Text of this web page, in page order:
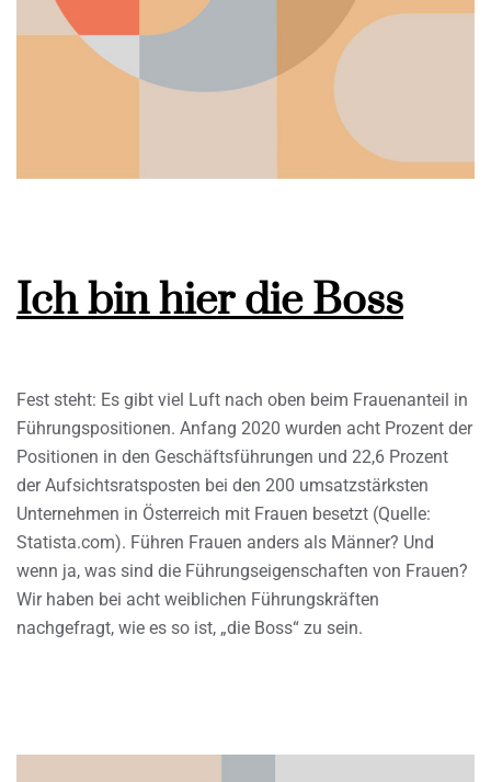
Ich bin hier die Boss
Fest steht: Es gibt viel Luft nach oben beim Frauenanteil in
Führungspositionen. Anfang 2020 wurden acht Prozent der
Positionen in den Geschäftsführungen und 22,6 Prozent
der Aufsichtsratsposten bei den 200 umsatzstärksten
Unternehmen in Österreich mit Frauen besetzt (Quelle:
Statista.com). Führen Frauen anders als Männer? Und
wenn ja, was sind die Führungseigenschaften von Frauen?
Wir haben bei acht weiblichen Führungskräften
nachgefragt, wie es so ist, „die Boss“ zu sein.